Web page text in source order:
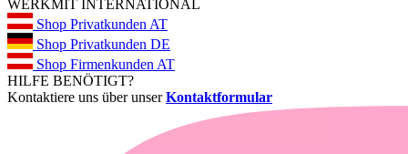
WERKMIT INTERNATIONAL
Shop Privatkunden AT
Shop Privatkunden DE
Shop Firmenkunden AT
HILFE BENÖTIGT?
Kontaktiere uns über unserKontaktformular